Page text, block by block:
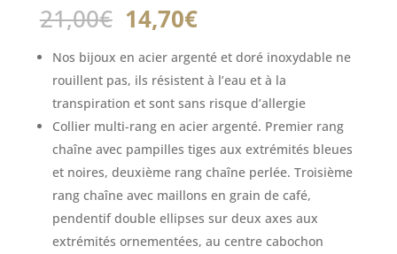
21,00€ Le
prix
initial
était :
21,00€.
14,70€Le
actuel
est :
14,70€.
Nos bijoux en acier argenté et doré inoxydable ne
rouillent pas, ils résistent à l’eau et à la
transpiration et sont sans risque d’allergie
Collier multi-rang en acier argenté. Premier rang
chaîne avec pampilles tiges aux extrémités bleues
et noires, deuxième rang chaîne perlée. Troisième
rang chaîne avec maillons en grain de café,
pendentif double ellipses sur deux axes aux
extrémités ornementées, au centre cabochon